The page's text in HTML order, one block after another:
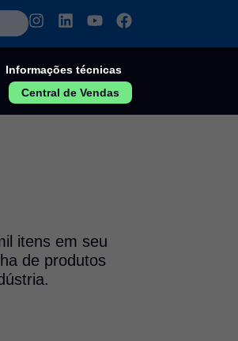
I
s
t
a
g
r
L
n
k
e
d
i
Y
u
t
u
b
e
F
c
b
o
o
Informações técnicas
Central de Vendas
itens em seu
de produtos